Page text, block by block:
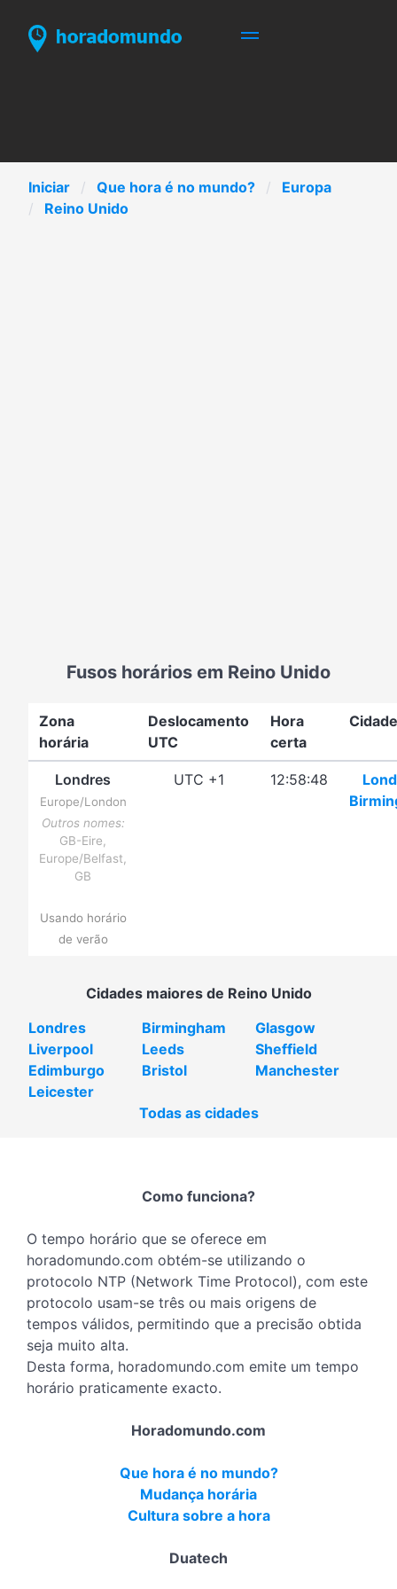
Iniciar Que hora é no mundo?
Europa
Reino Unido
Fusos horários em Reino Unido
Zona
horária
Deslocamento
UTC
Hora
certa
Londres
Europe/London
Outros nomes:
GB-Eire,
Europe/Belfast,
GB
Usando horário
de verão
UTC +1 12:58:48
Cidades maiores de Reino Unido
Londres
Birmingham
Glasgow
Liverpool
Leeds
Sheffield
Edimburgo
Bristol
Manchester
Leicester
Todas as cidades
Como funciona?
O tempo horário que se oferece em
horadomundo.com obtém-se utilizando o
protocolo NTP (Network Time Protocol), com este
protocolo usam-se três ou mais origens de
tempos válidos, permitindo que a precisão obtida
seja muito alta.
Desta forma, horadomundo.com emite um tempo
horário praticamente exacto.
Horadomundo.com
Que hora é no mundo?
Mudança horária
Cultura sobre a hora
Duatech